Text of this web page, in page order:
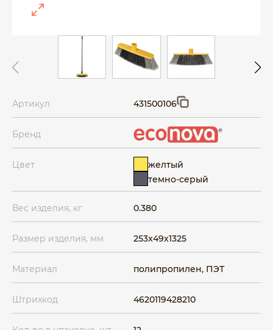
Артикул 431500106
Бренд
Цвет
желтый
темно-серый
Вес изделия, кг 0.380
Размер изделия, мм 253x49x1325
Материал полипропилен, ПЭТ
Штрихкод 4620119428210